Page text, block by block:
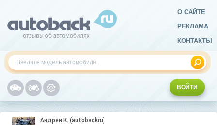
О САЙТЕ
РЕКЛАМА
КОНТАКТЫ
ВОЙТИ